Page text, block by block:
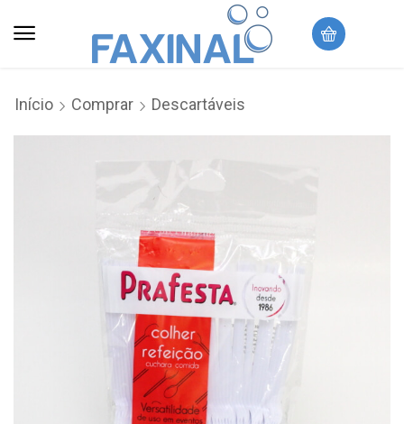
Início Comprar Descartáveis